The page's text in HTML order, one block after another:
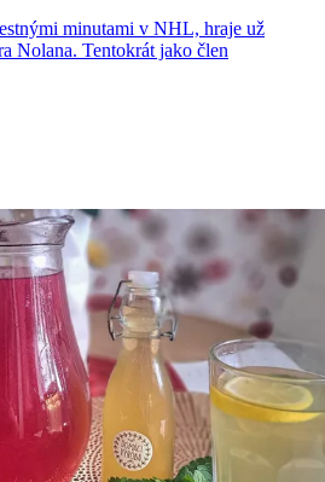
minutami v NHL, hraje už
Nolana. Tentokrát jako člen